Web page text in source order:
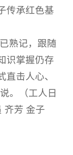
传承红色基
熟记，跟随
识掌握仍存
击人心、
。（工人日
齐芳 金子